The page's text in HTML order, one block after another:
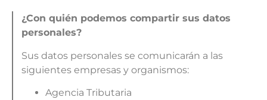
¿Con quién podemos compartir sus datos
personales?
Sus datos personales se comunicarán a las
siguientes empresas y organismos:
Agencia Tributaria